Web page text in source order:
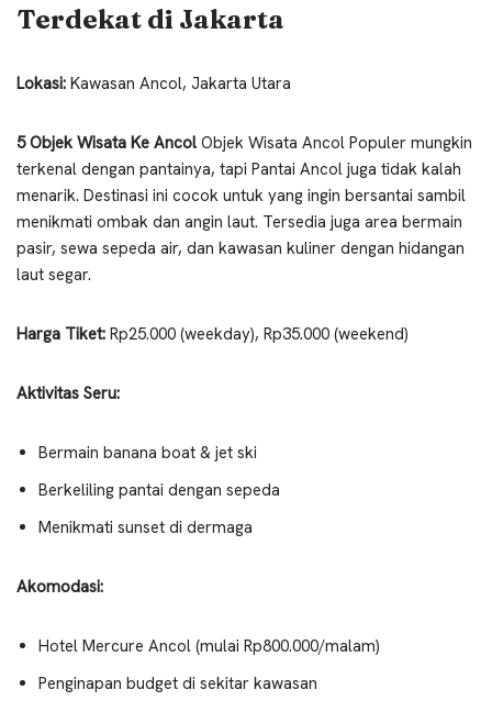
Terdekat di Jakarta
Lokasi: Kawasan Ancol, Jakarta Utara
5 Objek Wisata Ke Ancol Objek Wisata Ancol Populer mungkin
terkenal dengan pantainya, tapi Pantai Ancol juga tidak kalah
menarik. Destinasi ini cocok untuk yang ingin bersantai sambil
menikmati ombak dan angin laut. Tersedia juga area bermain
pasir, sewa sepeda air, dan kawasan kuliner dengan hidangan
laut segar.
Harga Tiket: Rp25.000 (weekday), Rp35.000 (weekend)
Aktivitas Seru:
Bermain banana boat & jet ski
Berkeliling pantai dengan sepeda
Menikmati sunset di dermaga
Akomodasi:
Hotel Mercure Ancol (mulai Rp800.000/malam)
Penginapan budget di sekitar kawasan